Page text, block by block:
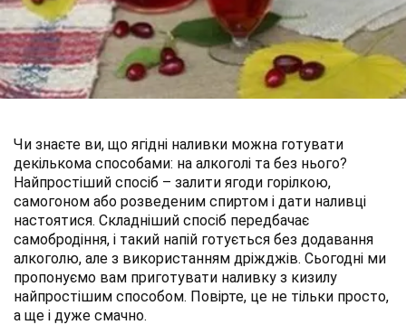
Чи знаєте ви, що ягідні наливки можна готувати
декількома способами: на алкоголі та без нього?
Найпростіший спосіб – залити ягоди горілкою,
самогоном або розведеним спиртом і дати наливці
настоятися. Складніший спосіб передбачає
самобродіння, і такий напій готується без додавання
алкоголю, але з використанням дріжджів. Сьогодні ми
пропонуємо вам приготувати наливку з кизилу
найпростішим способом. Повірте, це не тільки просто,
а ще і дуже смачно.